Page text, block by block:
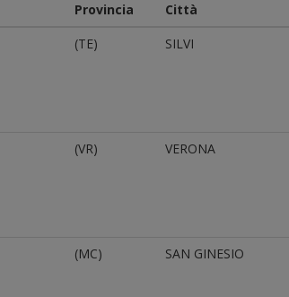
Provincia Città
(TE) SILVI
(VR) VERONA
(MC) SAN GINESIO